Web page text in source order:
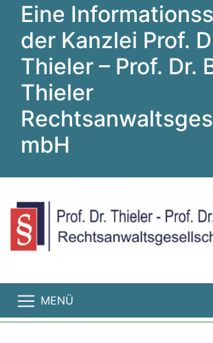
Eine
der Kanzlei Prof.
Thieler – Prof. Dr.
Thieler
mbH
MENÜ